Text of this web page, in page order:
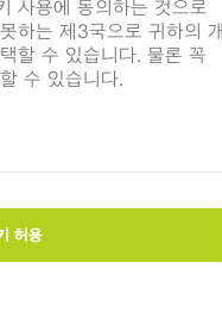
생산된 플라즈마의 품질
니다. 다음 단계에서 이
료의 주입(이온 주입),
사용됩니다. 이 공정 과정
Hüttinger 발진기
를 통해 반도체 생산 시